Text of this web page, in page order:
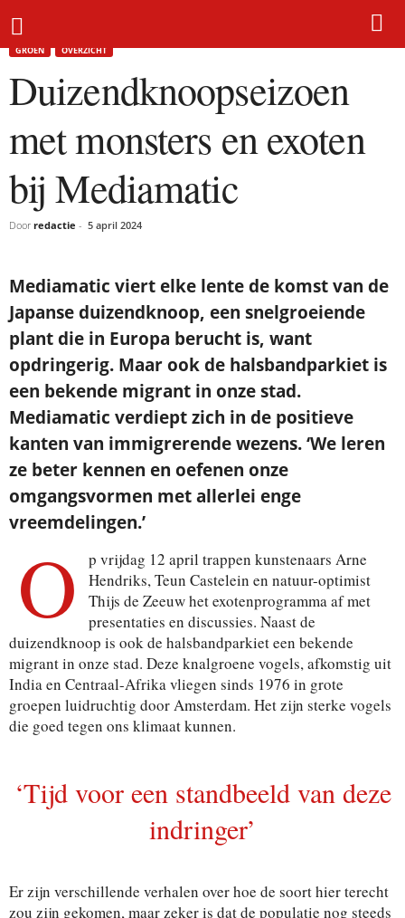
Home
GROEN OVERZICHT
Duizendknoopseizoen
met monsters en exoten
bij Mediamatic
Door redactie - 5 april 2024
Mediamatic viert elke lente de komst van de
Japanse duizendknoop, een snelgroeiende
plant die in Europa berucht is, want
opdringerig. Maar ook de halsbandparkiet is
een bekende migrant in onze stad.
Mediamatic verdiept zich in de positieve
kanten van immigrerende wezens. ‘We leren
ze beter kennen en oefenen onze
omgangsvormen met allerlei enge
vreemdelingen.’
O
p vrijdag 12 april trappen kunstenaars Arne
Hendriks, Teun Castelein en natuur-optimist
Thijs de Zeeuw het exotenprogramma af met
presentaties en discussies. Naast de
duizendknoop is ook de halsbandparkiet een bekende
migrant in onze stad. Deze knalgroene vogels, afkomstig uit
India en Centraal-Afrika vliegen sinds 1976 in grote
groepen luidruchtig door Amsterdam. Het zijn sterke vogels
die goed tegen ons klimaat kunnen.
‘Tijd voor een standbeeld van deze
indringer’
Er zijn verschillende verhalen over hoe de soort hier terecht
zou zijn gekomen, maar zeker is dat de populatie nog steeds